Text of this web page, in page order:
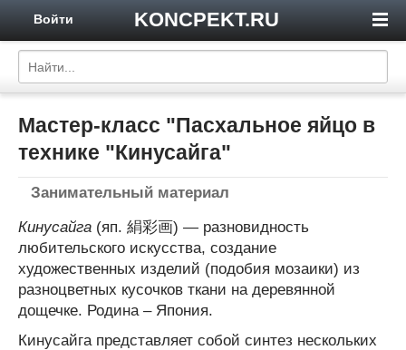
KONCPEKT.RU
Войти
Мастер-класс "Пасхальное яйцо в
технике "Кинусайга"
Занимательный материал
Кинусайга (яп. 絹彩画) — разновидность
любительского искусства, создание
художественных изделий (подобия мозаики) из
разноцветных кусочков ткани на деревянной
дощечке. Родина – Япония.
Кинусайга представляет собой синтез нескольких